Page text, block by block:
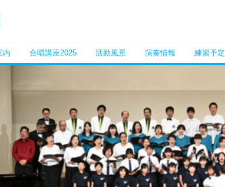
内 合唱講座2025 活動風景 演奏情報 練習予定